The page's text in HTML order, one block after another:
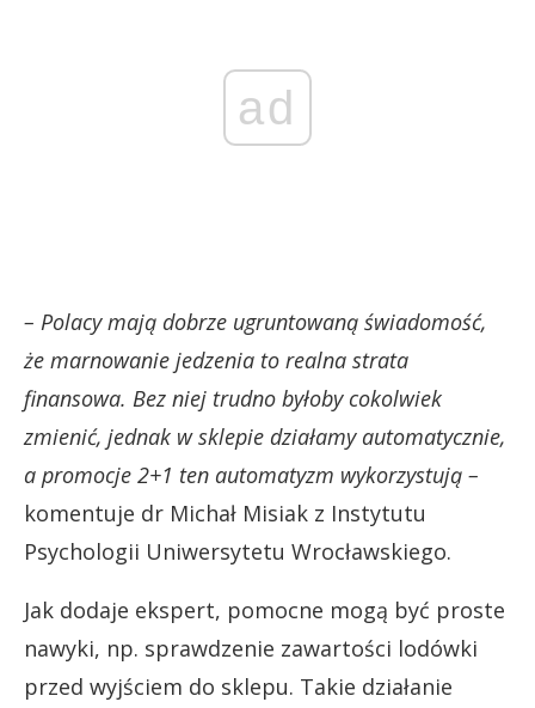
ad
– Polacy mają dobrze ugruntowaną świadomość,
że marnowanie jedzenia to realna strata
finansowa. Bez niej trudno byłoby cokolwiek
zmienić, jednak w sklepie działamy automatycznie,
a promocje 2+1 ten automatyzm wykorzystują –
komentuje dr Michał Misiak z Instytutu
Psychologii Uniwersytetu Wrocławskiego.
Jak dodaje ekspert, pomocne mogą być proste
nawyki, np. sprawdzenie zawartości lodówki
przed wyjściem do sklepu. Takie działanie